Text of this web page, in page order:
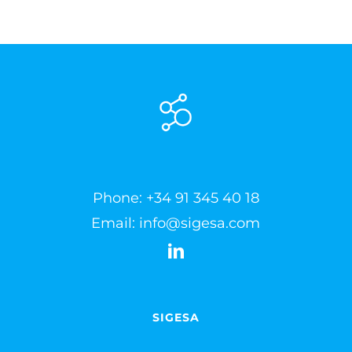
Phone: +34 91 345 40 18
Email: info@sigesa.com
SIGESA